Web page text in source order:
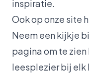
inspiratie.
Ook op onze site
Neem een kijkje
pagina om te
leesplezier bij elk